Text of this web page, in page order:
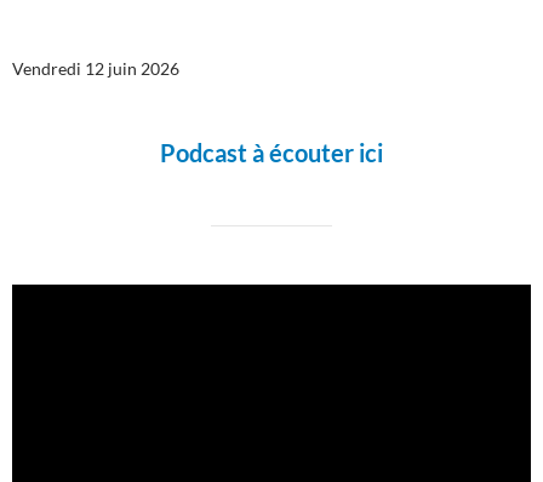
Vendredi 12 juin 2026
Podcast à écouter ici